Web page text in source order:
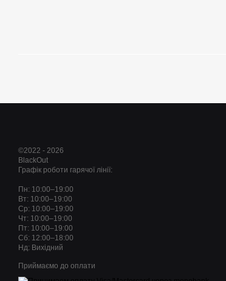
©2022 - 2026
BlackOut
Графік роботи гарячої лінії:
Пн: 10:00–19:00
Вт: 10:00–19:00
Ср: 10:00–19:00
Чт: 10:00–19:00
Пт: 10:00–19:00
Сб: 12:00–18:00
Нд: Вихідний
Приймаємо до оплати